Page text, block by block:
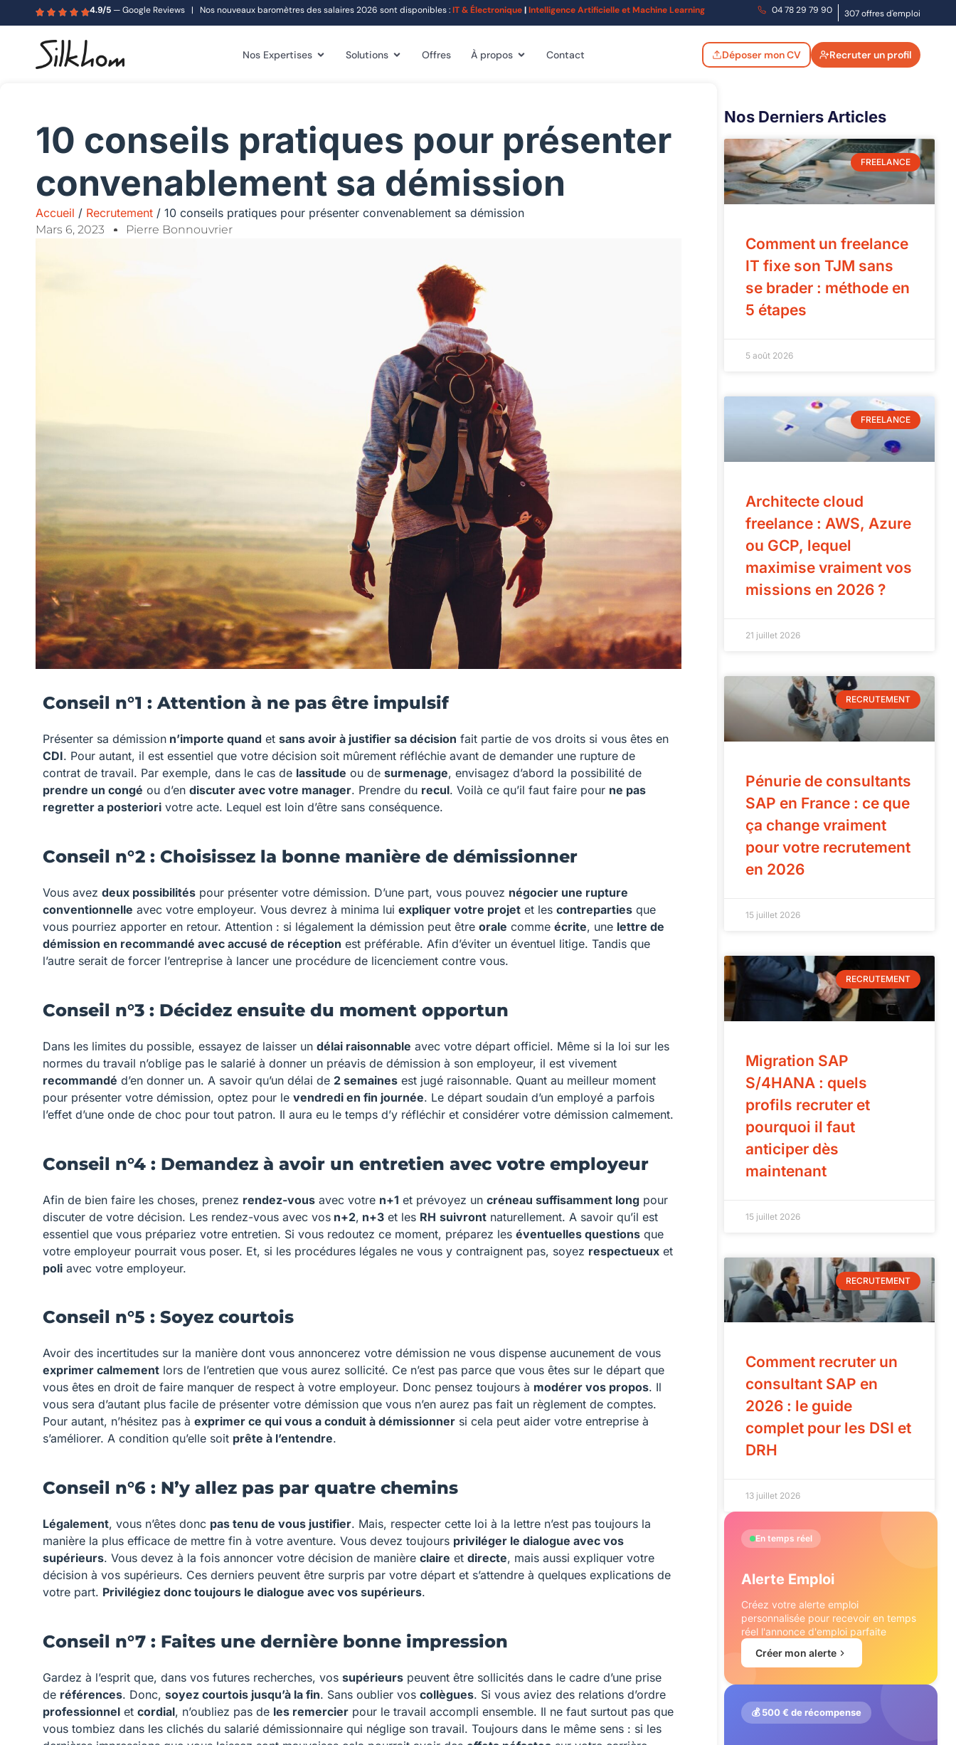
4.9/5— Google Reviews | Nos nouveaux baromètres des salaires 2026 sont disponibles :IT & Électronique|Intelligence Artificielle et Machine Learning 04 78 29 79 90 307 offres d'emploi
Nos Expertises Solutions Offres À propos Contact Déposer mon CV Recruter un profil
10 conseils pratiques pour présenter
convenablement sa démission
Accueil / Recrutement / 10 conseils pratiques pour présenter convenablement sa démission
Mars 6, 2023 Pierre Bonnouvrier
Conseil n°1 : Attention à ne pas être impulsif
Présenter sa démission n’importe quand et sans avoir à justifier sa décision fait partie de vos droits si vous êtes en
CDI. Pour autant, il est essentiel que votre décision soit mûrement réfléchie avant de demander une rupture de
contrat de travail. Par exemple, dans le cas de lassitude ou de surmenage, envisagez d’abord la possibilité de
prendre un congé ou d’en discuter avec votre manager. Prendre du recul. Voilà ce qu’il faut faire pour ne pas
regretter a posteriori votre acte. Lequel est loin d’être sans conséquence.
Conseil n°2 : Choisissez la bonne manière de démissionner
Vous avez deux possibilités pour présenter votre démission. D’une part, vous pouvez négocier une rupture
conventionnelle avec votre employeur. Vous devrez à minima lui expliquer votre projet et les contreparties que
vous pourriez apporter en retour. Attention : si légalement la démission peut être orale comme écrite, une lettre de
démission en recommandé avec accusé de réception est préférable. Afin d’éviter un éventuel litige. Tandis que
l’autre serait de forcer l’entreprise à lancer une procédure de licenciement contre vous.
Conseil n°3 : Décidez ensuite du moment opportun
Dans les limites du possible, essayez de laisser un délai raisonnable avec votre départ officiel. Même si la loi sur les
normes du travail n’oblige pas le salarié à donner un préavis de démission à son employeur, il est vivement
recommandé d’en donner un. A savoir qu’un délai de 2 semaines est jugé raisonnable. Quant au meilleur moment
pour présenter votre démission, optez pour le vendredi en fin journée. Le départ soudain d’un employé a parfois
l’effet d’une onde de choc pour tout patron. Il aura eu le temps d’y réfléchir et considérer votre démission calmement.
Conseil n°4 : Demandez à avoir un entretien avec votre employeur
Afin de bien faire les choses, prenez rendez-vous avec votre n+1 et prévoyez un créneau suffisamment long pour
discuter de votre décision. Les rendez-vous avec vos n+2, n+3 et les RH suivront naturellement. A savoir qu’il est
essentiel que vous prépariez votre entretien. Si vous redoutez ce moment, préparez les éventuelles questions que
votre employeur pourrait vous poser. Et, si les procédures légales ne vous y contraignent pas, soyez respectueux et
poli avec votre employeur.
Conseil n°5 : Soyez courtois
Avoir des incertitudes sur la manière dont vous annoncerez votre démission ne vous dispense aucunement de vous
exprimer calmement lors de l’entretien que vous aurez sollicité. Ce n’est pas parce que vous êtes sur le départ que
vous êtes en droit de faire manquer de respect à votre employeur. Donc pensez toujours à modérer vos propos. Il
vous sera d’autant plus facile de présenter votre démission que vous n’en aurez pas fait un règlement de comptes.
Pour autant, n’hésitez pas à exprimer ce qui vous a conduit à démissionner si cela peut aider votre entreprise à
s’améliorer. A condition qu’elle soit prête à l’entendre.
Conseil n°6 : N’y allez pas par quatre chemins
Légalement, vous n’êtes donc pas tenu de vous justifier. Mais, respecter cette loi à la lettre n’est pas toujours la
manière la plus efficace de mettre fin à votre aventure. Vous devez toujours priviléger le dialogue avec vos
supérieurs. Vous devez à la fois annoncer votre décision de manière claire et directe, mais aussi expliquer votre
décision à vos supérieurs. Ces derniers peuvent être surpris par votre départ et s’attendre à quelques explications de
votre part. Privilégiez donc toujours le dialogue avec vos supérieurs.
Conseil n°7 : Faites une dernière bonne impression
Gardez à l’esprit que, dans vos futures recherches, vos supérieurs peuvent être sollicités dans le cadre d’une prise
de références. Donc, soyez courtois jusqu’à la fin. Sans oublier vos collègues. Si vous aviez des relations d’ordre
professionnel et cordial, n’oubliez pas de les remercier pour le travail accompli ensemble. Il ne faut surtout pas que
vous tombiez dans les clichés du salarié démissionnaire qui néglige son travail. Toujours dans le même sens : si les
Nos Derniers Articles
FREELANCE
Comment un freelance
IT fixe son TJM sans
se brader : méthode en
5 étapes
5 août 2026
FREELANCE
Architecte cloud
freelance : AWS, Azure
ou GCP, lequel
maximise vraiment vos
missions en 2026 ?
21 juillet 2026
RECRUTEMENT
Pénurie de consultants
SAP en France : ce que
ça change vraiment
pour votre recrutement
en 2026
15 juillet 2026
RECRUTEMENT
Migration SAP
S/4HANA : quels
profils recruter et
pourquoi il faut
anticiper dès
maintenant
15 juillet 2026
RECRUTEMENT
Comment recruter un
consultant SAP en
2026 : le guide
complet pour les DSI et
DRH
13 juillet 2026
En temps réel
Alerte Emploi
Créez votre alerte emploi
personnalisée pour recevoir en temps
réel l'annonce d'emploi parfaite
Créer mon alerte
💰 500 € de récompense